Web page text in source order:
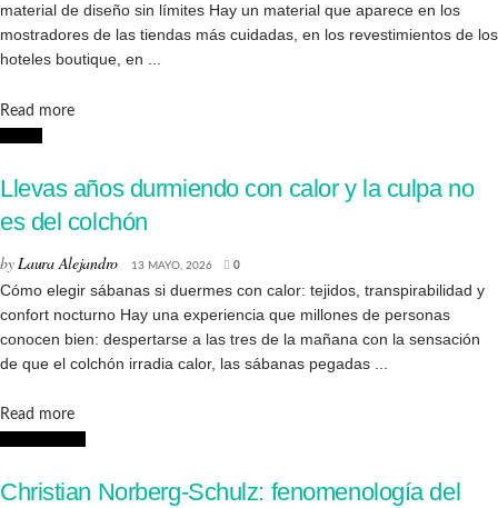
material de diseño sin límites Hay un material que aparece en los
mostradores de las tiendas más cuidadas, en los revestimientos de los
hoteles boutique, en ...
Read moreDetails
Llevas años durmiendo con calor y la culpa no
es del colchón
by Laura Alejandro 13 MAYO, 2026 0
Cómo elegir sábanas si duermes con calor: tejidos, transpirabilidad y
confort nocturno Hay una experiencia que millones de personas
conocen bien: despertarse a las tres de la mañana con la sensación
de que el colchón irradia calor, las sábanas pegadas ...
Read moreDetails
Christian Norberg-Schulz: fenomenología del